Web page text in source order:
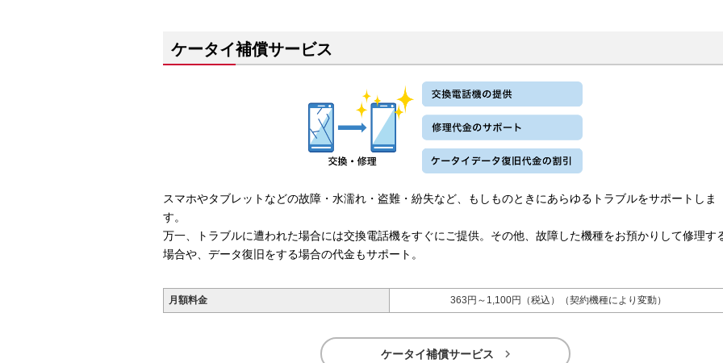
ケータイ補償サービス
スマホやタブレットなどの故障・水濡れ・盗難・紛失など、もしものときにあらゆるトラブルをサポートしま
す。
万一、トラブルに遭われた場合には交換電話機をすぐにご提供。その他、故障した機種をお預かりして修理す
場合や、データ復旧をする場合の代金もサポート。
月額料金 363円～1,100円（税込）（契約機種により変動）
ケータイ補償サービス 